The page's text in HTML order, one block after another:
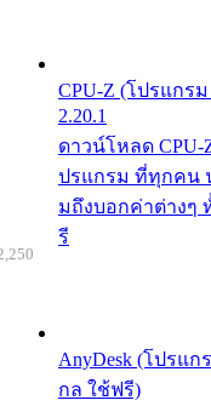
CPU-Z (โปรแกร
2.20.1
ดาวน์โหลด CPU-
ปรแกรม ที่ทุกคน
มถึงบอกค่าต่างๆ
รี
AnyDesk (โปรแ
กล ใช้ฟรี)